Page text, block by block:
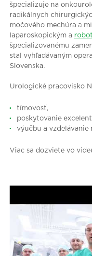
špecializuje na
radikálnych
močového mechúra a
laparoskopickým a
špecializovanému
stal vyhľadávaným
Slovenska.
Urologické pracovisko
tímovosť,
poskytovanie
výučbu a vzdelávanie
Viac sa dozviete vo